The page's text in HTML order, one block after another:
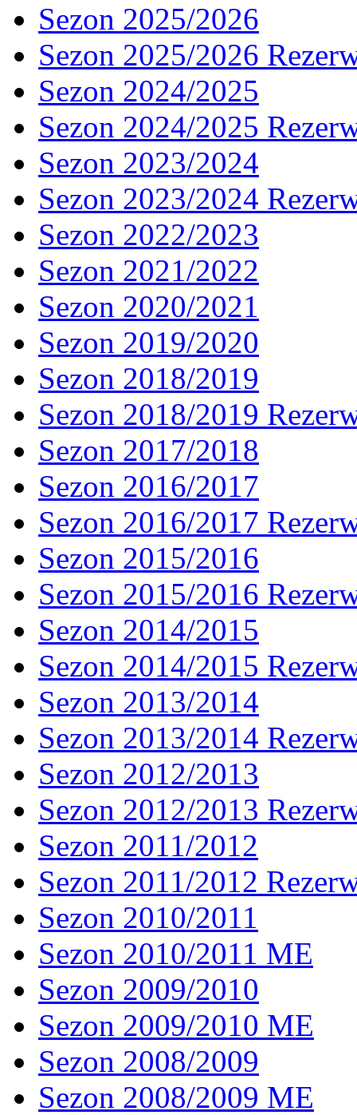
Sezon 2025/2026
Sezon 2025/2026
Sezon 2024/2025
Sezon 2024/2025
Sezon 2023/2024
Sezon 2023/2024
Sezon 2022/2023
Sezon 2021/2022
Sezon 2020/2021
Sezon 2019/2020
Sezon 2018/2019
Sezon 2018/2019
Sezon 2017/2018
Sezon 2016/2017
Sezon 2016/2017
Sezon 2015/2016
Sezon 2015/2016
Sezon 2014/2015
Sezon 2014/2015
Sezon 2013/2014
Sezon 2013/2014
Sezon 2012/2013
Sezon 2012/2013
Sezon 2011/2012
Sezon 2011/2012
Sezon 2010/2011
Sezon 2010/2011 ME
Sezon 2009/2010
Sezon 2009/2010 ME
Sezon 2008/2009
Sezon 2008/2009 ME